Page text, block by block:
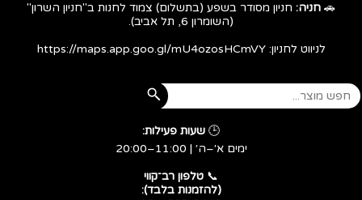
🚗 חניה: חניון מסודר בשפע (בתשלום) צמוד לחנות ב"חניון השרון"
(השומרון 6, תל אביב).
לניווט לחניון:https://maps.app.goo.gl/mU4ozosHCmVY
🕒 שעות פעילות:
ימים א׳–ה׳ | 11:00–20:00
​​​​​​​📞 טלפון רב־קווי
(להזמנות בלבד):